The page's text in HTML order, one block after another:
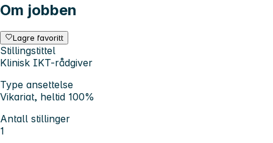
Om jobben
Lagre favoritt
Stillingstittel
Klinisk IKT-rådgiver
Type ansettelse
Vikariat, heltid 100%
Antall stillinger
1